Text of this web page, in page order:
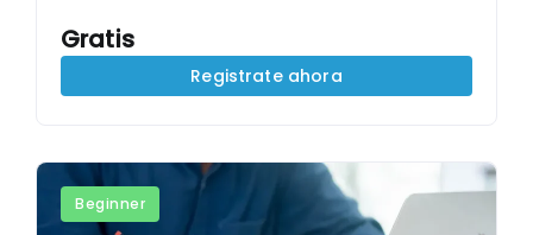
Gratis
Registrate ahora
Beginner